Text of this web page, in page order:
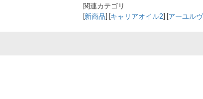
関連カテゴリ
[新商品 ] [キャリアオイル2 ] [アーユル